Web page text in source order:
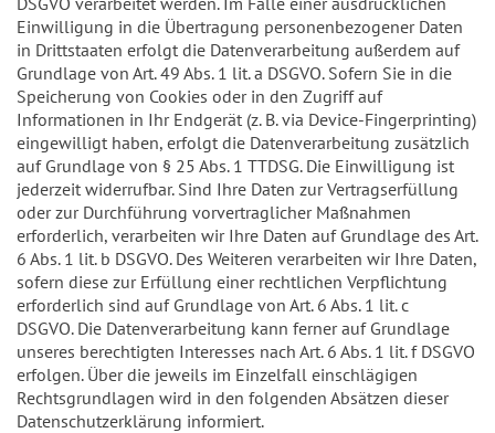
Einwilligung in die Übertragung personenbezogener Daten
in Drittstaaten erfolgt die Datenverarbeitung außerdem auf
Grundlage von Art. 49 Abs. 1 lit. a DSGVO. Sofern Sie in die
Speicherung von Cookies oder in den Zugriff auf
Informationen in Ihr Endgerät (z. B. via Device-Fingerprinting)
eingewilligt haben, erfolgt die Datenverarbeitung zusätzlich
auf Grundlage von § 25 Abs. 1 TTDSG. Die Einwilligung ist
jederzeit widerrufbar. Sind Ihre Daten zur Vertragserfüllung
oder zur Durchführung vorvertraglicher Maßnahmen
erforderlich, verarbeiten wir Ihre Daten auf Grundlage des Art.
6 Abs. 1 lit. b DSGVO. Des Weiteren verarbeiten wir Ihre Daten,
sofern diese zur Erfüllung einer rechtlichen Verpflichtung
erforderlich sind auf Grundlage von Art. 6 Abs. 1 lit. c
DSGVO. Die Datenverarbeitung kann ferner auf Grundlage
unseres berechtigten Interesses nach Art. 6 Abs. 1 lit. f DSGVO
erfolgen. Über die jeweils im Einzelfall einschlägigen
Rechtsgrundlagen wird in den folgenden Absätzen dieser
Datenschutzerklärung informiert.